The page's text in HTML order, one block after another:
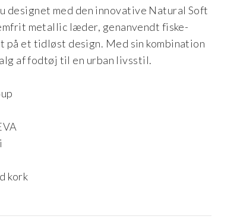
designet med den innovative Natural Soft
metallic læder, genanvendt fiske-
et tidløst design. Med sin kombination
af fodtøj til en urban livsstil.
kork